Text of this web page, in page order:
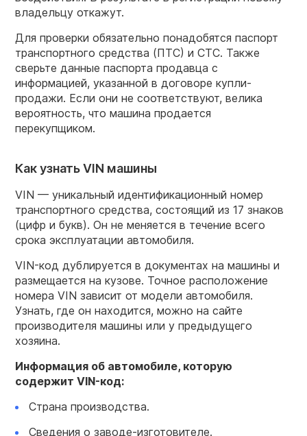
владельцу откажут.
Для проверки обязательно понадобятся паспорт
транспортного средства (ПТС) и СТС. Также
сверьте данные паспорта продавца с
информацией, указанной в договоре купли-
продажи. Если они не соответствуют, велика
вероятность, что машина продается
перекупщиком.
Как узнать VIN машины
VIN — уникальный идентификационный номер
транспортного средства, состоящий из 17 знаков
(цифр и букв). Он не меняется в течение всего
срока эксплуатации автомобиля.
VIN-код дублируется в документах на машины и
размещается на кузове. Точное расположение
номера VIN зависит от модели автомобиля.
Узнать, где он находится, можно на сайте
производителя машины или у предыдущего
хозяина.
Информация об автомобиле, которую
содержит VIN-код:
Страна производства.
Сведения о заводе-изготовителе.